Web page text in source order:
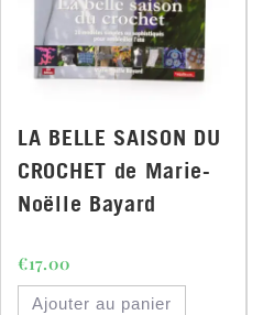
LA BELLE SAISON DU
CROCHET de Marie-
Noëlle Bayard
€17.00
Ajouter au panier